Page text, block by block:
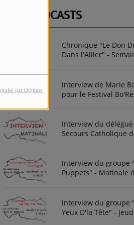
par Orejime
NOS PODCASTS
Chronique "Le Don
Dans l'Allier" -
Interview de Marie
pour le Festival
Interview du
Secours Catholique
Interview du groupe
Puppets" - Matinale
Interview du groupe
Yeux D'la Tête" -